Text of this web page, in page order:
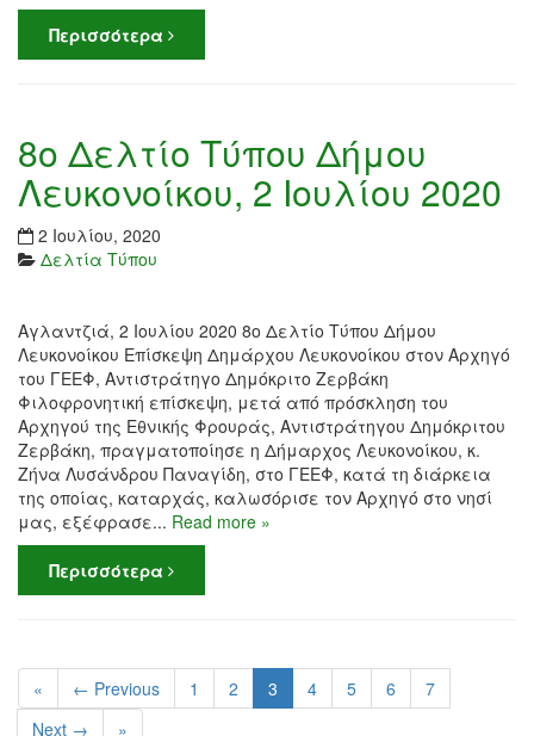
Περισσότερα
8ο Δελτίο Τύπου Δήμου
Λευκονοίκου, 2 Ιουλίου 2020
2 Ιουλίου, 2020
Δελτία Τύπου
Αγλαντζιά, 2 Ιουλίου 2020 8ο Δελτίο Τύπου Δήμου
Λευκονοίκου Επίσκεψη Δημάρχου Λευκονοίκου στον Αρχηγό
του ΓΕΕΦ, Αντιστράτηγο Δημόκριτο Ζερβάκη
Φιλοφρονητική επίσκεψη, μετά από πρόσκληση του
Αρχηγού της Εθνικής Φρουράς, Αντιστράτηγου Δημόκριτου
Ζερβάκη, πραγματοποίησε η Δήμαρχος Λευκονοίκου, κ.
Ζήνα Λυσάνδρου Παναγίδη, στο ΓΕΕΦ, κατά τη διάρκεια
της οποίας, καταρχάς, καλωσόρισε τον Αρχηγό στο νησί
μας, εξέφρασε... Read more »
Περισσότερα
« ← Previous 1 2 3 4 5 6
7
Next →
»